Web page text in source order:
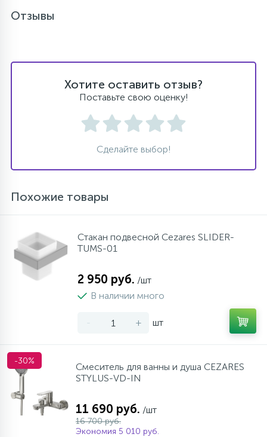
Отзывы
Хотите оставить отзыв?
Поставьте свою оценку!
Сделайте выбор!
Похожие товары
Стакан подвесной Cezares SLIDER-
TUMS-01
2 950 руб. /шт
В наличии много
- + шт
-30%
Смеситель для ванны и душа CEZARES
STYLUS-VD-IN
11 690 руб. /шт
16 700 руб.
Экономия 5 010 руб.